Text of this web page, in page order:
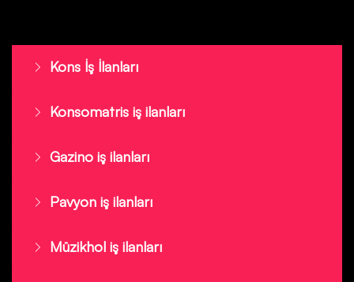
Kons İş İlanları
Konsomatris iş ilanları
Gazino iş ilanları
Pavyon iş ilanları
Müzikhol iş ilanları